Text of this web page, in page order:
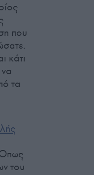
που
κάτι
τα
Όπως
του